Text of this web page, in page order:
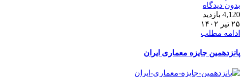
بدون دیدگاه
4,120 بازدید
۲۵ تیر ۱۴۰۲
ادامه مطلب
پانزدهمین جایزه معماری ایران